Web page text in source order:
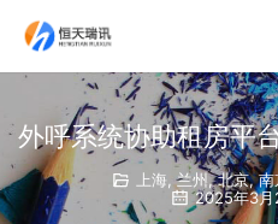
外呼系统协助租房平
上海 ,兰州,北京,南
2025年3月